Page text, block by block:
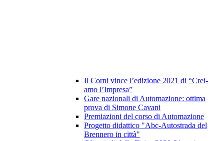
Il Corni vince l’edizione 2021 di “Crei-
amo l’Impresa”
Gare nazionali di Automazione: ottima
prova di Simone Cavani
Premiazioni del corso di Automazione
Progetto didattico "Abc-Autostrada del
Brennero in città"